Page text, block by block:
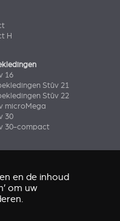
H
16
Stûv 21
Stûv 22
microMega
30
30-compact
en de inhoud
om uw